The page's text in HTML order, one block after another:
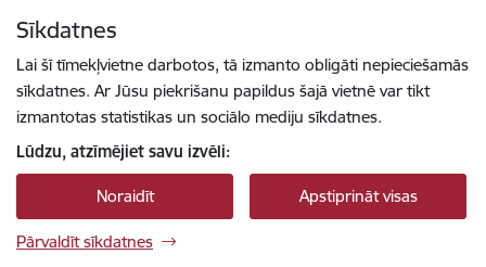
Sīkdatnes
Lai šī tīmekļvietne darbotos, tā izmanto obligāti nepieciešamās
sīkdatnes. Ar Jūsu piekrišanu papildus šajā vietnē var tikt
izmantotas statistikas un sociālo mediju sīkdatnes.
Lūdzu, atzīmējiet savu izvēli:
Noraidīt Apstiprināt visas
Pārvaldīt sīkdatnes